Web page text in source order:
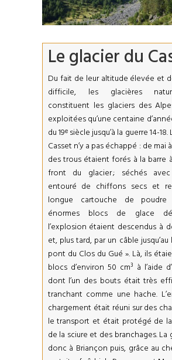
Le glacier du
Du fait de leur altitude élevée et
difficile, les glacières
constituent les glaciers des
exploitées qu’une centaine
du 19ᵉ siècle jusqu’à la guerre 14-
Casset n’y a pas échappé : de mai
des trous étaient forés à la barre
front du glacier ; séchés
entouré de chiffons secs et
longue cartouche de poudre
énormes blocs de glace
l’explosion étaient descendus à
et, plus tard, par un câble
pont du Clos du Gué ». Là, ils
blocs d’environ 50 cm³ à l’aide
dont l’un des bouts était très
tranchant comme une hache.
chargement était réuni sur des
le transport et était protégé de
de la sciure et des branchages. La
donc à Briançon puis, grâce au